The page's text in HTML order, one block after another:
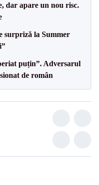
dar apare un nou risc.
surpriză la Summer
puțin”. Adversarul
de român